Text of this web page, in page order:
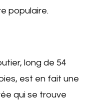
populaire.
long de 54
est en fait une
qui se trouve